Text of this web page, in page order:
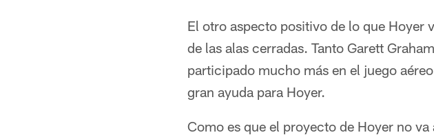
El otro aspecto positivo de lo que Hoyer
de las alas cerradas. Tanto Garett
participado mucho más en el juego
gran ayuda para Hoyer.
Como es que el proyecto de Hoyer no